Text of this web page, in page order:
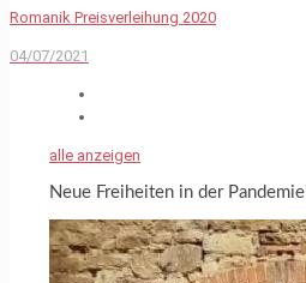
Romanik Preisverleihung 2020
04/07/2021
alle anzeigen
Neue Freiheiten in der Pandemie